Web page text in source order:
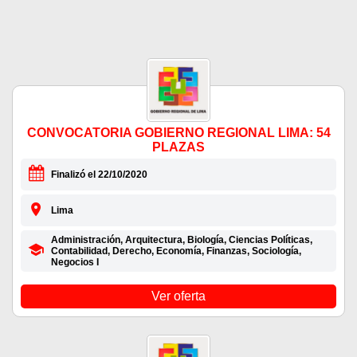
CONVOCATORIA GOBIERNO REGIONAL LIMA: 54
PLAZAS
Finalizó el 22/10/2020
Lima
Administración, Arquitectura, Biología, Ciencias Políticas,
Contabilidad, Derecho, Economía, Finanzas, Sociología,
Negocios I
Ver oferta